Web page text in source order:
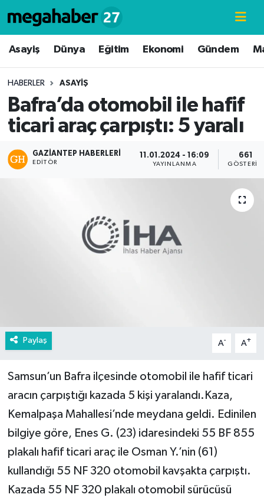
Asayiş Dünya Eğitim Ekonomi Gündem
HABERLER ASAYIŞ
Bafra’da otomobil ile hafif
ticari araç çarpıştı: 5 yaralı
GAZIANTEP HABERLERI
EDITÖR
11.01.2024 - 16:09
YAYINLANMA
661
GÖSTERIM
Paylaş A- A+
Samsun’un Bafra ilçesinde otomobil ile hafif ticari
aracın çarpıştığı kazada 5 kişi yaralandı.Kaza,
Kemalpaşa Mahallesi’nde meydana geldi. Edinilen
bilgiye göre, Enes G. (23) idaresindeki 55 BF 855
plakalı hafif ticari araç ile Osman Y.’nin (61)
kullandığı 55 NF 320 otomobil kavşakta çarpıştı.
Kazada 55 NF 320 plakalı otomobil sürücüsü
Hava Durumu
Süper Lig Puan Durumu ve Fikstür
Tüm Manşetler
Son Dakika Haberleri